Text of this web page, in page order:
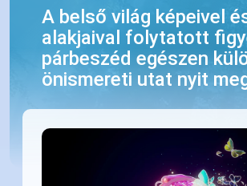
A belső világ képeivel
alakjaival folytatott
párbeszéd egészen
önismereti utat nyit